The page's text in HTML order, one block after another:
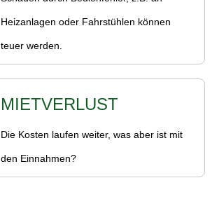
Heizanlagen oder Fahrstühlen können
teuer werden.
MIETVERLUST
Die Kosten laufen weiter, was aber ist mit
den Einnahmen?